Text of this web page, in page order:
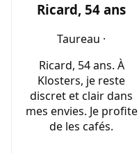
Ricard, 54 ans
Taureau ·
Ricard, 54 ans. À
Klosters, je reste
discret et clair dans
mes envies. Je profite
de les cafés.